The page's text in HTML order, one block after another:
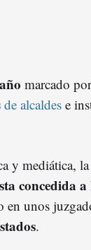
marcado
de alcaldes e
y mediática, la
concedida
en unos
.